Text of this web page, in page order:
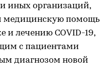
иных организаций,
помощь
и лечению COVID-19,
с пациентами
диагнозом новой